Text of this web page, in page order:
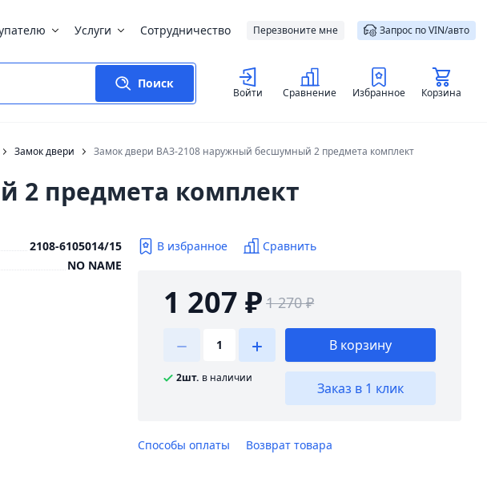
Услуги Сотрудничество Перезвоните мне Запрос по VIN/авто
Поиск
Войти Сравнение Избранное Корзина
Замок двери Замок двери ВАЗ-2108 наружный бесшумный 2 предмета комплект
2 предмета комплект
2108-6105014/15
NO NAME
В избранное Сравнить
1 207 ₽ 1 270 ₽
2шт. в наличии
В корзину
Заказ в 1 клик
Способы оплаты Возврат товара